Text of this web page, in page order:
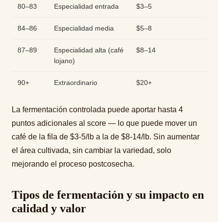
80–83 Especialidad entrada $3–5
84–86 Especialidad media $5–8
87–89
Especialidad alta (café
lojano)
$8–14
90+ Extraordinario $20+
La fermentación controlada puede aportar hasta 4
puntos adicionales al score — lo que puede mover un
café de la fila de $3-5/lb a la de $8-14/lb. Sin aumentar
el área cultivada, sin cambiar la variedad, solo
mejorando el proceso postcosecha.
Tipos de fermentación y su impacto en
calidad y valor